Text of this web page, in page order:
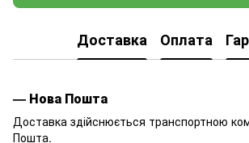
Доставка Оплата
— Нова Пошта
Доставка здійснюється транспортною
Пошта.